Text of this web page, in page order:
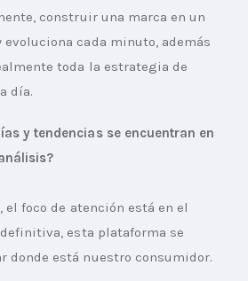
construir una marca en un
evoluciona cada minuto, además
toda la estrategia de
día.
y tendencias se encuentran en
el foco de atención está en el
esta plataforma se
donde está nuestro consumidor.